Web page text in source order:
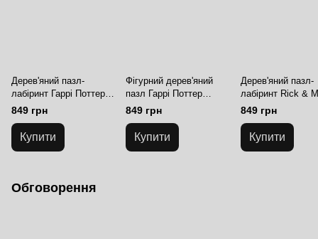
Дерев'яний пазл-
лабіринт Гаррі Поттер
Замок Гоґвортс L
849 грн
Купити
Фігурний дерев'яний
пазл Гаррі Поттер
Северус Снейп L
849 грн
Купити
Дерев'яний пазл-
лабіринт Rick &
Глибини
Ріка L
849 грн
Купити
Обговорення